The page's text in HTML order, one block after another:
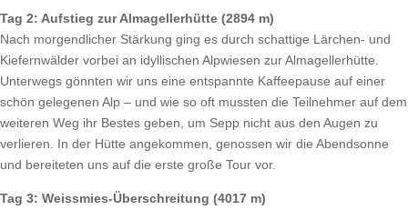
Tag 2: Aufstieg zur Almagellerhütte (2894 m)
Nach morgendlicher Stärkung ging es durch schattige Lärchen- und
Kiefernwälder vorbei an idyllischen Alpwiesen zur Almagellerhütte.
Unterwegs gönnten wir uns eine entspannte Kaffeepause auf einer
schön gelegenen Alp – und wie so oft mussten die Teilnehmer auf dem
weiteren Weg ihr Bestes geben, um Sepp nicht aus den Augen zu
verlieren. In der Hütte angekommen, genossen wir die Abendsonne
und bereiteten uns auf die erste große Tour vor.
Tag 3: Weissmies-Überschreitung (4017 m)